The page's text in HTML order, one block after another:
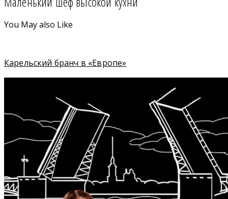
You May also Like
Карельский бранч в «Европе»